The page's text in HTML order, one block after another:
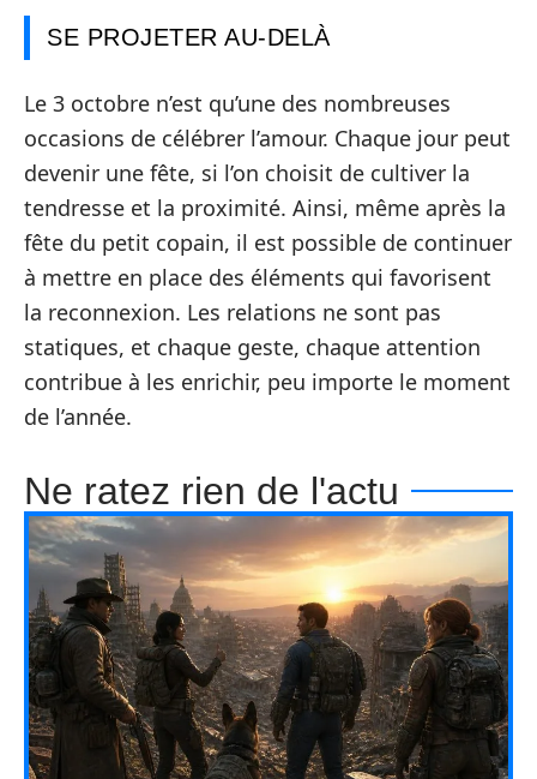
SE PROJETER AU-DELÀ
Le 3 octobre n’est qu’une des nombreuses
occasions de célébrer l’amour. Chaque jour peut
devenir une fête, si l’on choisit de cultiver la
tendresse et la proximité. Ainsi, même après la
fête du petit copain, il est possible de continuer
à mettre en place des éléments qui favorisent
la reconnexion. Les relations ne sont pas
statiques, et chaque geste, chaque attention
contribue à les enrichir, peu importe le moment
de l’année.
Ne ratez rien de l'actu